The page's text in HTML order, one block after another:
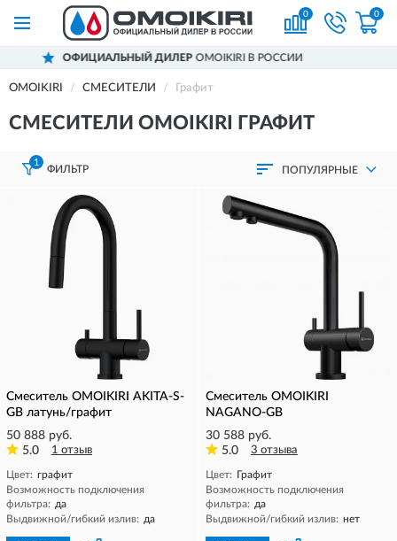
0 0
В РОССИИ ДОСТАВИМ
OMOIKIRI СМЕСИТЕЛИ Графит
СМЕСИТЕЛИ OMOIKIRI ГРАФИТ
1
ФИЛЬТР ПОПУЛЯРНЫЕ
Смеситель OMOIKIRI AKITA-S-
GB латунь/графит
50 888 руб.
5.0
1 отзыв
Цвет: графит
Возможность подключения
фильтра: да
Выдвижной/гибкий излив: да
Смеситель OMOIKIRI
NAGANO-GB
30 588 руб.
5.0
3 отзыва
Цвет: Графит
Возможность подключения
фильтра: да
Выдвижной/гибкий излив: нет